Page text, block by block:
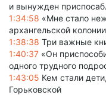
и вынужден
1:34:58 «Мне стало
архангельской
1:38:38 Три важные
1:40:37 «Он
одного трудного
1:43:05 Кем стали
Горьковской